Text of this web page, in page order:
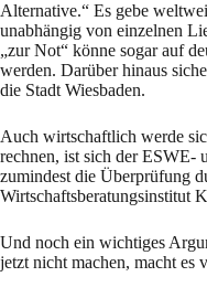
Alternative.“ Es gebe
unabhängig von einzelnen
„zur Not“ könne sogar auf
werden. Darüber hinaus
die Stadt Wiesbaden.
Auch wirtschaftlich werde
rechnen, ist sich der ESWE-
zumindest die Überprüfung
Wirtschaftsberatungsinstitut
Und noch ein wichtiges
jetzt nicht machen, macht es